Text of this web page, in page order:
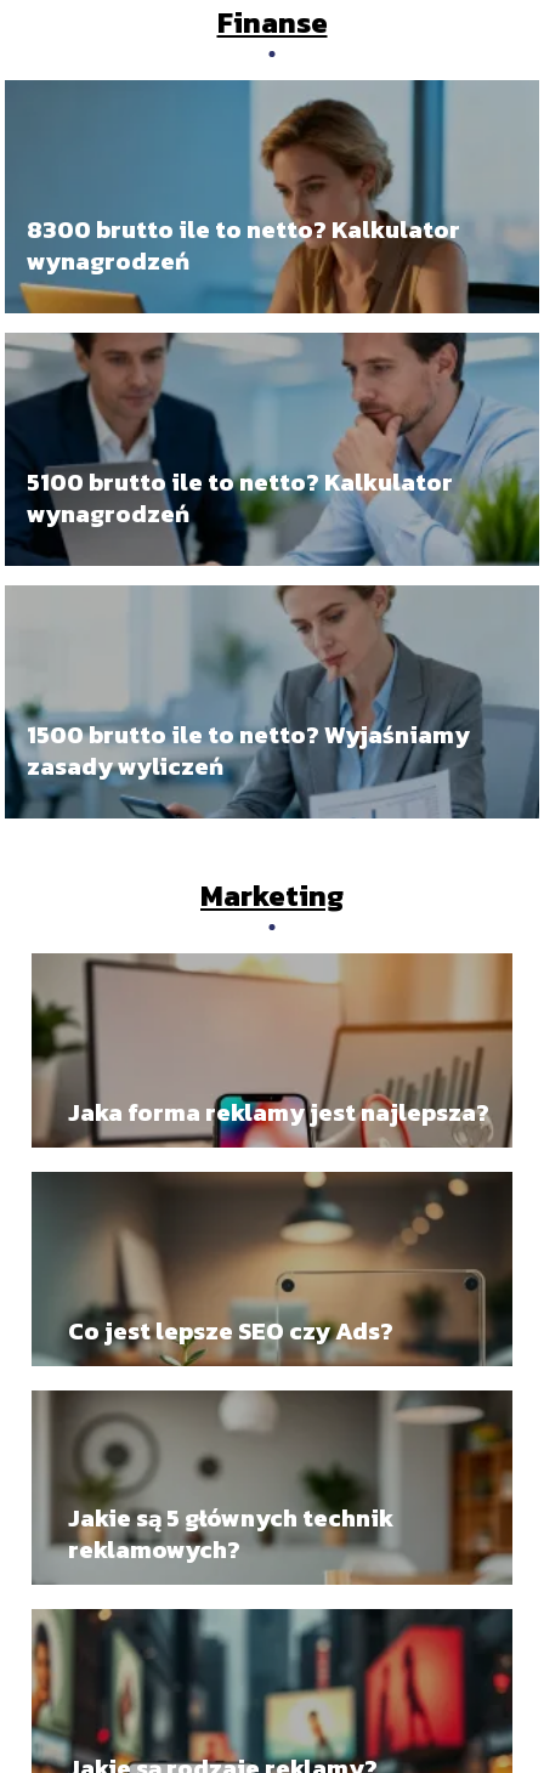
Finanse
8300 brutto ile to netto? Kalkulator
wynagrodzeń
5100 brutto ile to netto? Kalkulator
wynagrodzeń
1500 brutto ile to netto? Wyjaśniamy
zasady wyliczeń
Marketing
Jaka forma reklamy jest najlepsza?
Co jest lepsze SEO czy Ads?
Jakie są 5 głównych technik
reklamowych?